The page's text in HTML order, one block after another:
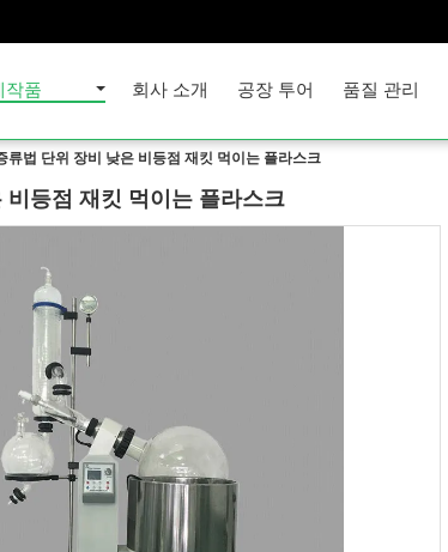
작품 회사 소개 공장 투어 품질 관리
류법 단위 장비 낮은 비등점 재킷 먹이는 플라스크
등점 재킷 먹이는 플라스크